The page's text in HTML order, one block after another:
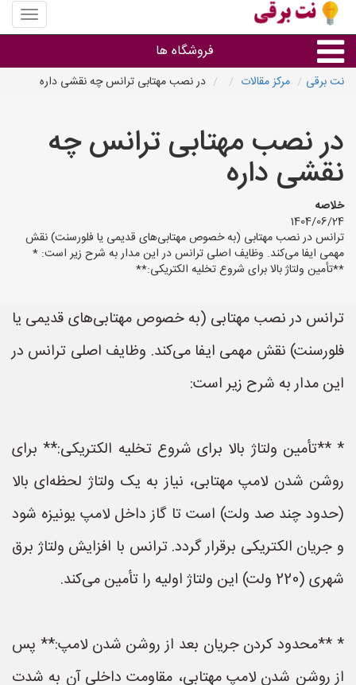
منوی
سایت
برقی
فروشگاه ها
سایر گروه ها
فروشنده های لوازم برقی
نت برقی مرکز مقالات در نصب مهتابی ترانس چه نقشی داره
در نصب مهتابی ترانس چه
نقشی داره
خلاصه
1404/06/24
ترانس در نصب مهتابی (به خصوص مهتابی‌های قدیمی یا فلورسنت) نقش
مهمی ایفا می‌کند. وظایف اصلی ترانس در این مدار به شرح زیر است: *
**تأمین ولتاژ بالا برای شروع تخلیه الکتریکی:**
ترانس در نصب مهتابی (به خصوص مهتابی‌های قدیمی یا
فلورسنت) نقش مهمی ایفا می‌کند. وظایف اصلی ترانس در
این مدار به شرح زیر است:
* **تأمین ولتاژ بالا برای شروع تخلیه الکتریکی:** برای
روشن شدن لامپ مهتابی، نیاز به یک ولتاژ لحظه‌ای بالا
(حدود چند صد ولت) است تا گاز داخل لامپ یونیزه شود
و جریان الکتریکی برقرار گردد. ترانس با افزایش ولتاژ برق
شهری (220 ولت) این ولتاژ اولیه را تأمین می‌کند.
* **محدود کردن جریان بعد از روشن شدن لامپ:** پس
از روشن شدن لامپ مهتابی، مقاومت داخلی آن به شدت